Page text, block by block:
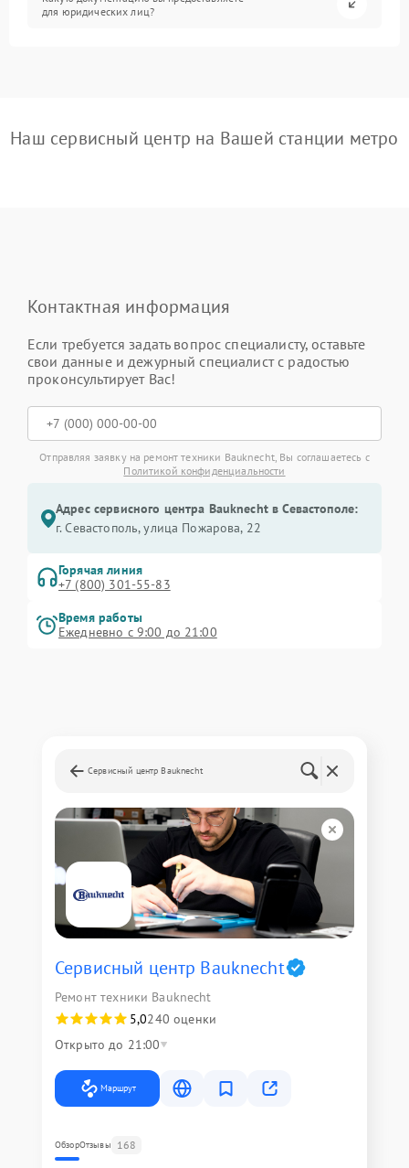
для юридических лиц?
Наш сервисный центр на Вашей станции метро
Контактная информация
Если требуется задать вопрос специалисту, оставьте
свои данные и дежурный специалист с радостью
проконсультирует Вас!
Отправляя заявку на ремонт техники Bauknecht, Вы соглашаетесь с
Политикой конфиденциальности
Адрес сервисного центра Bauknecht в Севастополе:
г. Севастополь, улица Пожарова, 22
Горячая линия
+7 (800) 301-55-83
Время работы
Ежедневно с 9:00 до 21:00
Сервисный центр Bauknecht
Сервисный центр Bauknecht
Ремонт техники Bauknecht
5,0240 оценки
Открыто до 21:00
Маршрут
ОбзорОтзывы 168